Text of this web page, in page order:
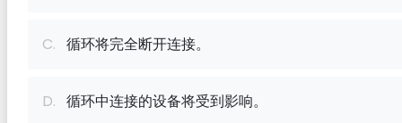
C. 循环将完全断开连接。
D. 循环中连接的设备将受到影响。